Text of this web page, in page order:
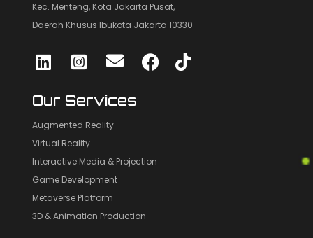
Kec. Menteng, Kota Jakarta Pusat,
Daerah Khusus Ibukota Jakarta 10330
Our Services
Augmented Reality
Virtual Reality
Interactive Media & Projection
Game Development
Metaverse Platform
3D & Animation Production